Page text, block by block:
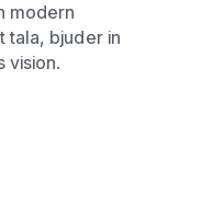
modern
tala, bjuder in
vision.